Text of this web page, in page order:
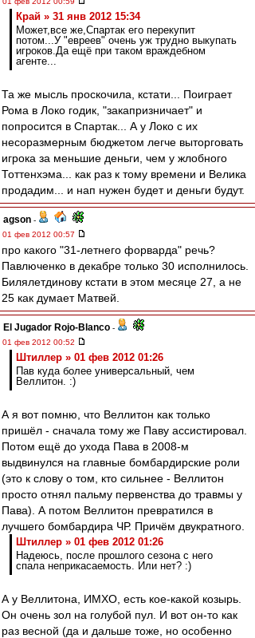
Край » 31 янв 2012 15:34
Может,все же,Спартак его перекупит
потом...У "евреев" очень уж трудно выкупать
игроков.Да ещё при таком враждебном
агенте...
Та же мысль проскочила, кстати... Поиграет
Рома в Локо годик, "закапризничает" и
попросится в Спартак... А у Локо с их
несоразмерным бюджетом легче выторговать
игрока за меньшие деньги, чем у жлобного
Тоттенхэма... как раз к тому времени и Велика
продадим... и нап нужен будет и деньги будут.
agson -
01 фев 2012 00:57
про какого "31-летнего форварда" речь?
Павлюченко в декабре только 30 исполнилось.
Билялетдинову кстати в этом месяце 27, а не
25 как думает Матвей.
El Jugador Rojo-Blanco -
01 фев 2012 00:52
Штиллер » 01 фев 2012 01:26
Пав куда более универсальный, чем
Веллитон. :)
А я вот помню, что Веллитон как только
пришёл - сначала тому же Паву ассистировал.
Потом ещё до ухода Пава в 2008-м
выдвинулся на главные бомбардирские роли
(это к слову о том, кто сильнее - Веллитон
просто отнял пальму первенства до травмы у
Пава). А потом Веллитон превратился в
лучшего бомбардира ЧР. Причём двукратного.
Штиллер » 01 фев 2012 01:26
Надеюсь, после прошлого сезона с него
спала неприкасаемость. Или нет? :)
А у Веллитона, ИМХО, есть кое-какой козырь.
Он очень зол на голубой пул. И вот он-то как
раз весной (да и дальше тоже, но особенно